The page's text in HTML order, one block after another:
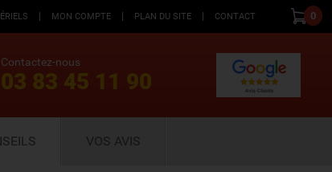
0
| MON COMPTE | PLAN DU SITE | CONTACT
Contactez-nous
03 83 45 11 90
VOS AVIS